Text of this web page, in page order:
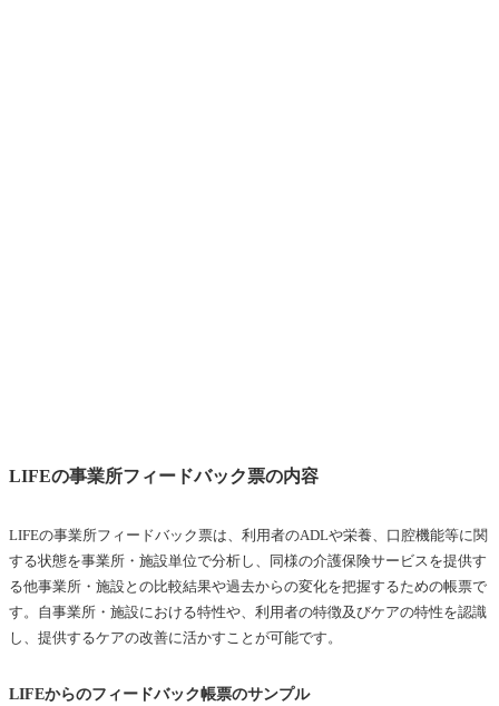
LIFEの事業所フィードバック票の内容
LIFEの事業所フィードバック票は、利用者のADLや栄養、口腔機能等に関
する状態を事業所・施設単位で分析し、同様の介護保険サービスを提供す
る他事業所・施設との比較結果や過去からの変化を把握するための帳票で
す。自事業所・施設における特性や、利用者の特徴及びケアの特性を認識
し、提供するケアの改善に活かすことが可能です。
LIFEからのフィードバック帳票のサンプル